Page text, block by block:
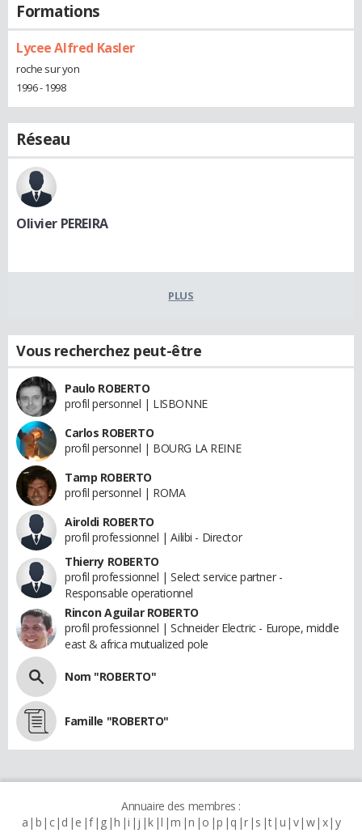
Formations
Lycee Alfred Kasler
roche sur yon
1996 - 1998
Réseau
Olivier PEREIRA
PLUS
Vous recherchez peut-être
Paulo ROBERTO
profil personnel | LISBONNE
Carlos ROBERTO
profil personnel | BOURG LA REINE
Tamp ROBERTO
profil personnel | ROMA
Airoldi ROBERTO
profil professionnel | Ailibi - Director
Thierry ROBERTO
profil professionnel | Select service partner -
Responsable operationnel
Rincon Aguilar ROBERTO
profil professionnel | Schneider Electric - Europe, middle
east & africa mutualized pole
Nom "ROBERTO"
Famille "ROBERTO"
Annuaire des membres :
a b c d e f g h i j k l m n o p q r s t u v w x y